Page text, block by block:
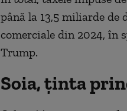
până la 13,5 miliarde de
comerciale din 2024, în
Trump.
Soia, ținta